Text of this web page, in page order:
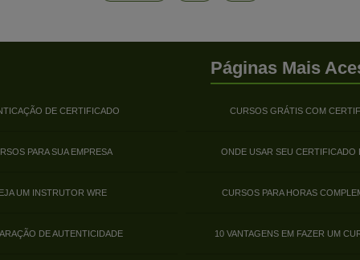
Páginas Mais
DE CERTIFICADO
PARA SUA EMPRESA
UM INSTRUTOR WRE
DE AUTENTICIDADE
CURSOS GRÁTIS COM
ONDE USAR SEU CERTIFICADO
CURSOS PARA HORAS
10 VANTAGENS EM FAZER UM